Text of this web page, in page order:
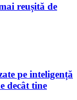
reușită de
pe inteligență
decât tine